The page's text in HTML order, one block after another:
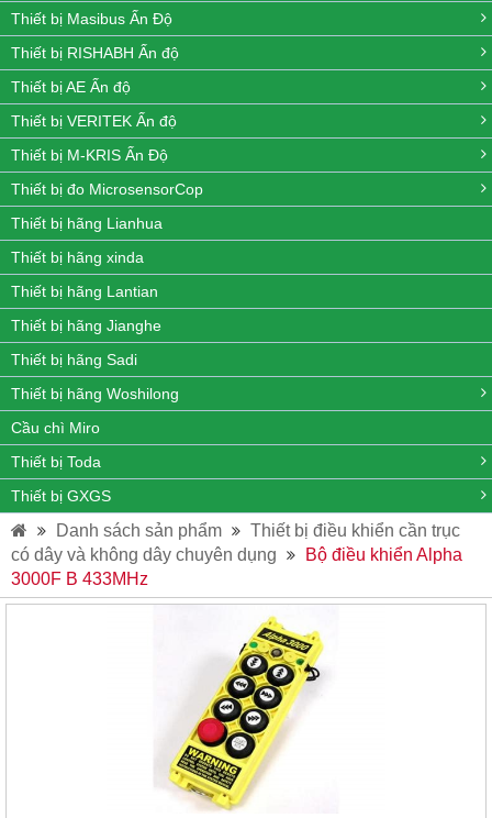
Thiết bị Masibus Ấn Độ
Thiết bị RISHABH Ấn độ
Thiết bị AE Ấn độ
Thiết bị VERITEK Ấn độ
Thiết bị M-KRIS Ấn Độ
Thiết bị đo MicrosensorCop
Thiết bị hãng Lianhua
Thiết bị hãng xinda
Thiết bị hãng Lantian
Thiết bị hãng Jianghe
Thiết bị hãng Sadi
Thiết bị hãng Woshilong
Cầu chì Miro
Thiết bị Toda
Thiết bị GXGS
Danh sách sản phẩm
Thiết bị điều khiển cần trục
có dây và không dây chuyên dụng
Bộ điều khiển Alpha
3000F B 433MHz